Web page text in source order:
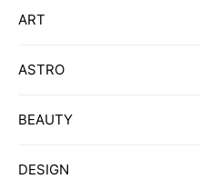
ART
ASTRO
BEAUTY
DESIGN